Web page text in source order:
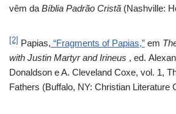
vêm da Bíblia Padrão Cristã (Nashville:
[2] Papias, “Fragments of Papias,” em
with Justin Martyr and Irineus , ed.
Donaldson e A. Cleveland Coxe, vol. 1,
Fathers (Buffalo, NY: Christian Literature